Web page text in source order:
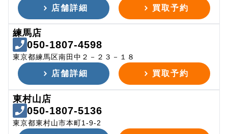
店舗詳細 買取予約
練馬店
050-1807-4598
東京都練馬区南田中２－２３－１８
店舗詳細 買取予約
東村山店
050-1807-5136
東京都東村山市本町1-9-2